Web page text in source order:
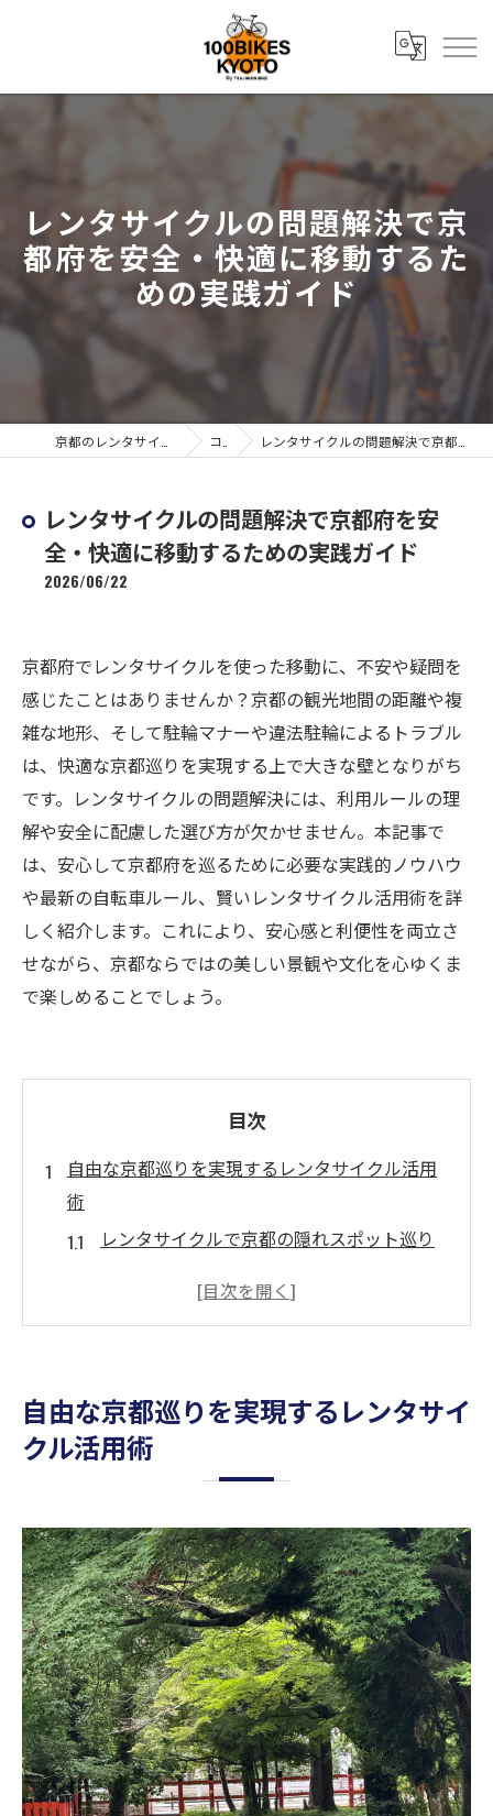
レンタサイクルの問題解決で京
都府を安全・快適に移動するた
めの実践ガイド
コラム レンタサイクルの問題解決で京都府を安全・快適に移動するための実践ガイド
レンタサイクルの問題解決で京都府を安
全・快適に移動するための実践ガイド
2026/06/22
京都府でレンタサイクルを使った移動に、不安や疑問を
感じたことはありませんか？京都の観光地間の距離や複
雑な地形、そして駐輪マナーや違法駐輪によるトラブル
は、快適な京都巡りを実現する上で大きな壁となりがち
です。レンタサイクルの問題解決には、利用ルールの理
解や安全に配慮した選び方が欠かせません。本記事で
は、安心して京都府を巡るために必要な実践的ノウハウ
や最新の自転車ルール、賢いレンタサイクル活用術を詳
しく紹介します。これにより、安心感と利便性を両立さ
せながら、京都ならではの美しい景観や文化を心ゆくま
で楽しめることでしょう。
目次
自由な京都巡りを実現するレンタサイクル活用
術
レンタサイクルで京都の隠れスポット巡り
レンタサイクルを使った快適な観光ルート
択肢を探す
レンタサイクルおすすめ活用法と失敗しな
用を実現
乗り捨て可能なレンタサイクルで快適移動を叶
える方法
乗り捨て対応レンタサイクルの選び方と注
意点
乗り捨てレンタサイクルで自由な観光移動
を実現
レンタサイクルの乗り捨てでトラブル回避
自由な京都巡りを実現するレンタサイ
クル活用術